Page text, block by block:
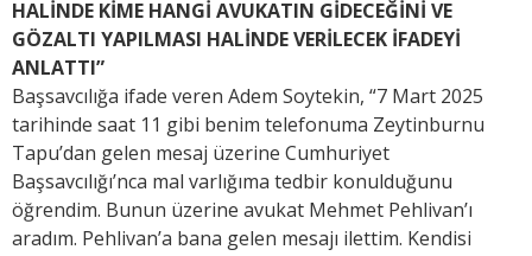
HALİNDE KİME HANGİ AVUKATIN GİDECEĞİNİ VE
GÖZALTI YAPILMASI HALİNDE VERİLECEK İFADEYİ
ANLATTI”
Başsavcılığa ifade veren Adem Soytekin, “7 Mart 2025
tarihinde saat 11 gibi benim telefonuma Zeytinburnu
Tapu’dan gelen mesaj üzerine Cumhuriyet
Başsavcılığı’nca mal varlığıma tedbir konulduğunu
öğrendim. Bunun üzerine avukat Mehmet Pehlivan’ı
aradım. Pehlivan’a bana gelen mesajı ilettim. Kendisi